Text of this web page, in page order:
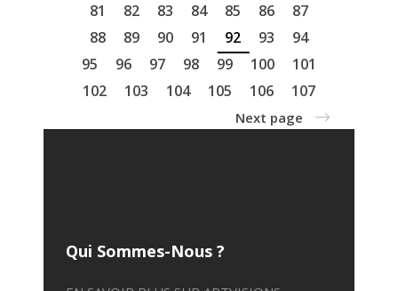
81
82 83 84 85 86
87
88
89 90 91 92 93
94
95
96 97 98 99 100
101
102
103 104 105 106 107
Next page
Qui Sommes-Nous ?